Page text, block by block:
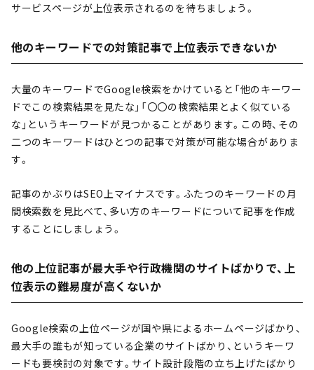
サービスページが上位表示されるのを待ちましょう。
他のキーワードでの対策記事で上位表示できないか
大量のキーワードでGoogle検索をかけていると「他のキーワー
ドでこの検索結果を見たな」「〇〇の検索結果とよく似ている
な」というキーワードが見つかることがあります。この時、その
二つのキーワードはひとつの記事で対策が可能な場合がありま
す。
記事のかぶりはSEO上マイナスです。ふたつのキーワードの月
間検索数を見比べて、多い方のキーワードについて記事を作成
することにしましょう。
他の上位記事が最大手や行政機関のサイトばかりで、上
位表示の難易度が高くないか
Google検索の上位ページが国や県によるホームページばかり、
最大手の誰もが知っている企業のサイトばかり、というキーワ
ードも要検討の対象です。サイト設計段階の立ち上げたばかり